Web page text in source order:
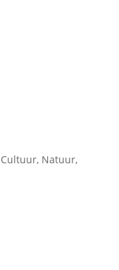
Cultuur, Natuur,